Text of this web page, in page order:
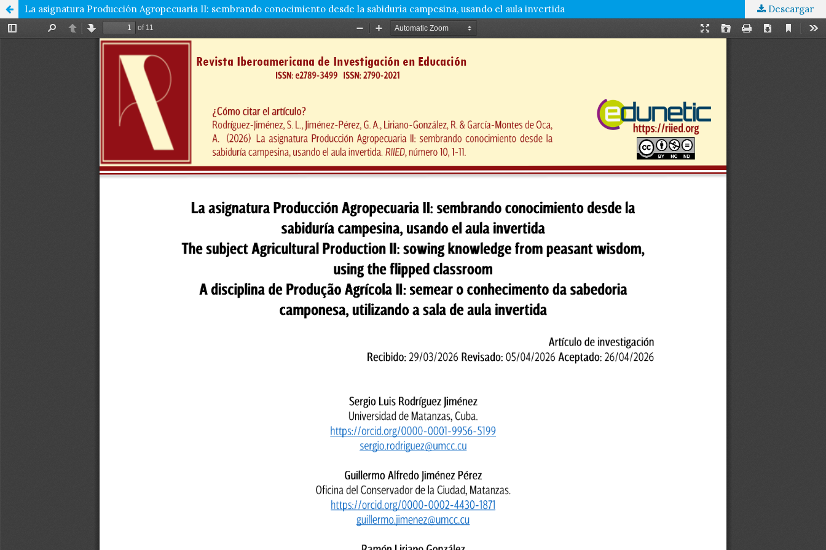
La asignatura Producción Agropecuaria II: sembrando conocimiento desde la sabiduría campesina, usando el aula invertida Descargar